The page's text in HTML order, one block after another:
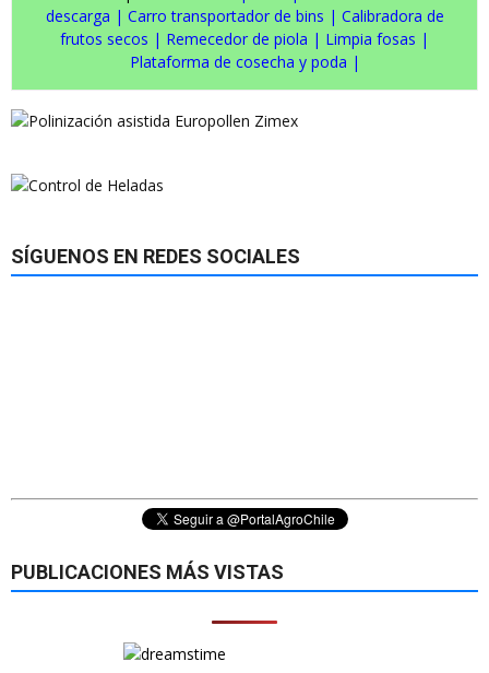
descarga | Carro transportador de bins | Calibradora de
frutos secos | Remecedor de piola | Limpia fosas |
Plataforma de cosecha y poda |
SÍGUENOS EN REDES SOCIALES
PUBLICACIONES MÁS VISTAS